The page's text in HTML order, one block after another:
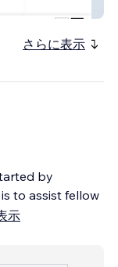
さらに表示
by
to assist fellow
示